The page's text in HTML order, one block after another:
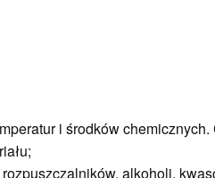
i środków
alkoholi,